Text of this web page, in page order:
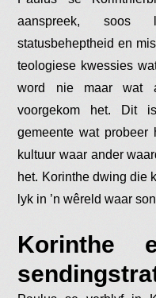
aanspreek, soos
statusbeheptheid en
teologiese kwessies
word nie maar wat
voorgekom het. Dit
gemeente wat probeer
kultuur waar ander
het. Korinthe dwing die
lyk in ’n wêreld waar
Korinthe